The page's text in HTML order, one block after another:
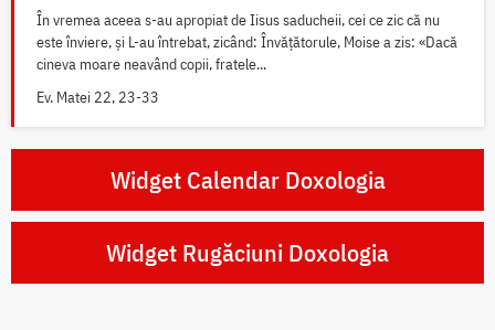
În vremea aceea s-au apropiat de Iisus saducheii, cei ce zic că nu
este înviere, și L-au întrebat, zicând: Învățătorule, Moise a zis: «Dacă
cineva moare neavând copii, fratele...
Ev. Matei 22, 23-33
Widget Calendar Doxologia
Widget Rugăciuni Doxologia